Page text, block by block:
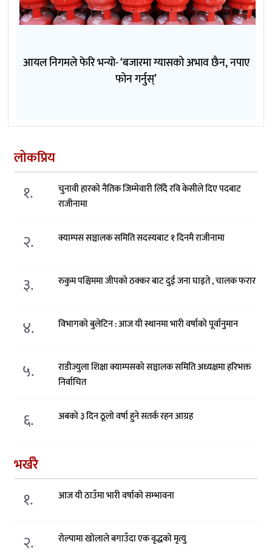
आयल निगमले फेरि भन्याे- ‘बजारमा ग्यासको अभाव छैन, नपाए
फोन गर्नुस्’
लोकप्रिय
१.
चुनावी हारको नैतिक जिम्मेवारी लिँदै रवि केसीले दिए पदबाट
राजीनामा
२. क्याम्पस सञ्चालक समिति सदस्यबाट १ दिनमै राजीनामा
३. रुकुम पश्चिममा जीपको ठक्कर बाट दुई जना घाइते , चालक फरार
४. विभागको बुलेटिन : आज यी स्थानमा भारी वर्षाको पूर्वानुमान
५.
राडीज्युला शिक्षा क्याम्पसको सञ्चालक समिति अध्यक्षमा हरिभक्त
निर्वाचित
६. अबको ३ दिन ठूलो वर्षा हुने सतर्क रहन आग्रह
भर्खरै
१. आज यी ठाउँमा भारी वर्षाको सम्भावना
२. रोल्पामा खोलाले बगाउँदा एक वृद्धको मृत्यु